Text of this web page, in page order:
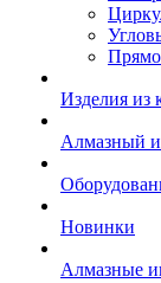
Изделия из
Алмазный
Новинки
Алмазные